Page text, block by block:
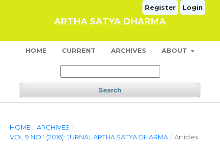
ARTHA SATYA DHARMA
HOME CURRENT ARCHIVES ABOUT
Search
Register Login
HOME / ARCHIVES /
VOL 9 NO 1 (2016): JURNAL ARTHA SATYA DHARMA / Articles